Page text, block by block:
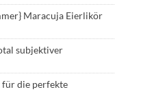
Maracuja Eierlikör
subjektiver
für die perfekte